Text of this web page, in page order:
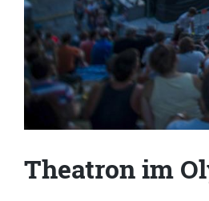
Theatron im